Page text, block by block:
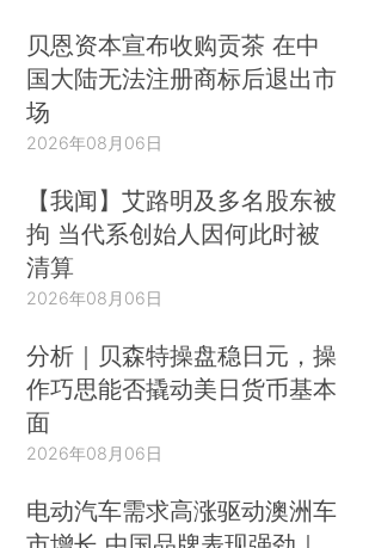
贝恩资本宣布收购贡茶 在中
国大陆无法注册商标后退出市
场
2026年08月06日
【我闻】艾路明及多名股东被
拘 当代系创始人因何此时被
清算
2026年08月06日
分析｜贝森特操盘稳日元，操
作巧思能否撬动美日货币基本
面
2026年08月06日
电动汽车需求高涨驱动澳洲车